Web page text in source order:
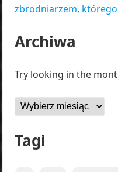
zbrodniarzem,
Archiwa
Try looking in the
Archiwa
Tagi